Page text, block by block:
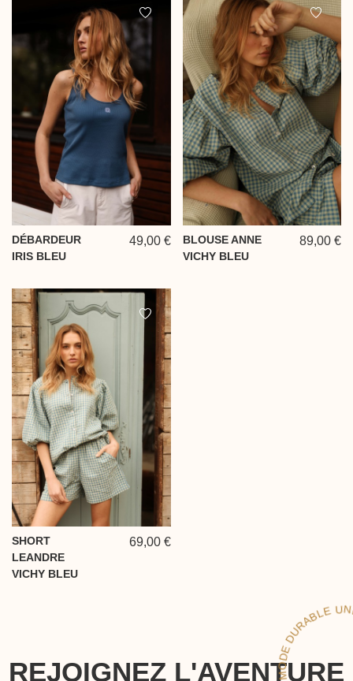
DÉBARDEUR
IRIS BLEU
49,00 €
BLOUSE ANNE
VICHY BLEU
89,00 €
SHORT
LEANDRE
VICHY BLEU
69,00 €
LE
REJOIGNEZ L'AVENTURE